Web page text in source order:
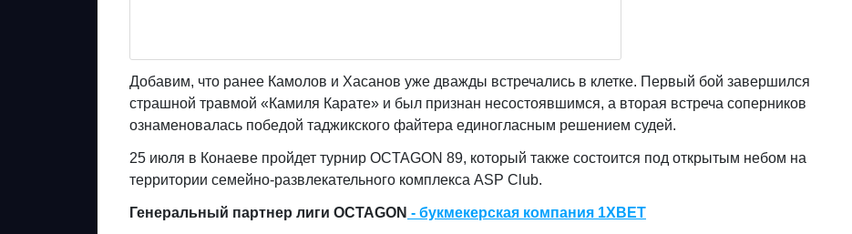
Добавим, что ранее Камолов и Хасанов уже дважды встречались в клетке. Первый бой завершился
страшной травмой «Камиля Карате» и был признан несостоявшимся, а вторая встреча соперников
ознаменовалась победой таджикского файтера единогласным решением судей.
25 июля в Конаеве пройдет турнир OCTAGON 89, который также состоится под открытым небом на
территории семейно-развлекательного комплекса ASP Club.
Генеральный партнер лиги OCTAGON - букмекерская компания 1XBET